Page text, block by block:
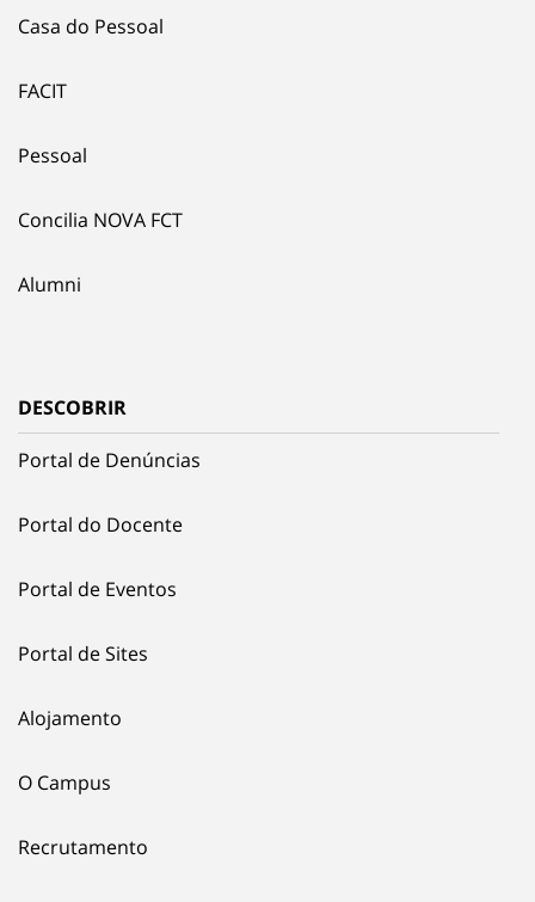
Casa do Pessoal
FACIT
Pessoal
Concilia NOVA FCT
Alumni
DESCOBRIR
Portal de Denúncias
Portal do Docente
Portal de Eventos
Portal de Sites
Alojamento
O Campus
Recrutamento